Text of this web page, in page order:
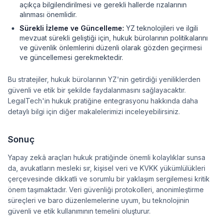
açıkça bilgilendirilmesi ve gerekli hallerde rızalarının
alınması önemlidir.
Sürekli İzleme ve Güncelleme: YZ teknolojileri ve ilgili
mevzuat sürekli geliştiği için, hukuk bürolarının politikalarını
ve güvenlik önlemlerini düzenli olarak gözden geçirmesi
ve güncellemesi gerekmektedir.
Bu stratejiler, hukuk bürolarının YZ'nin getirdiği yeniliklerden
güvenli ve etik bir şekilde faydalanmasını sağlayacaktır.
LegalTech'in hukuk pratiğine entegrasyonu hakkında daha
detaylı bilgi için diğer makalelerimizi inceleyebilirsiniz.
Sonuç
Yapay zekâ araçları hukuk pratiğinde önemli kolaylıklar sunsa
da, avukatların mesleki sır, kişisel veri ve KVKK yükümlülükleri
çerçevesinde dikkatli ve sorumlu bir yaklaşım sergilemesi kritik
önem taşımaktadır. Veri güvenliği protokolleri, anonimleştirme
süreçleri ve baro düzenlemelerine uyum, bu teknolojinin
güvenli ve etik kullanımının temelini oluşturur.